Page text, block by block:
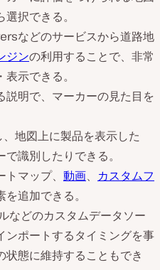
択できる。
などのサービスから道路地
ジンの利用することで、非常
示できる。
説明で、マーカーの見た目を
、地図上に製品を表示した
識別したりできる。
マップ、 動画、 カスタムフ
追加できる。
などのカスタムデータソー
ンポートするタイミングを事
態に維持することもでき